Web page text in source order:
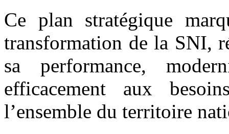
Ce plan stratégique
transformation de la SNI,
sa performance,
efficacement aux
l’ensemble du territoire